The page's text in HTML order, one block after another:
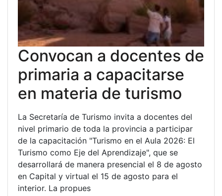
Convocan a docentes de
primaria a capacitarse
en materia de turismo
La Secretaría de Turismo invita a docentes del
nivel primario de toda la provincia a participar
de la capacitación "Turismo en el Aula 2026: El
Turismo como Eje del Aprendizaje", que se
desarrollará de manera presencial el 8 de agosto
en Capital y virtual el 15 de agosto para el
interior. La propues